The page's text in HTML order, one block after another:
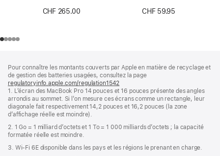
CHF 265.00
CHF 59.95
de
page
de
bas
de
page
Pour connaître les montants couverts par Apple en matière de recyclage et
de gestion des batteries usagées, consultez la page
regulatoryinfo.apple.com/regulation1542
dans
une
nouvelle
1. L’écran des MacBook Pro 14 pouces et 16 pouces présente des angles
arrondis au sommet. Si l’on mesure ces écrans comme un rectangle, leur
diagonale fait respectivement 14,2 pouces et 16,2 pouces (la zone
d’affichage réelle est moindre).
2. 1 Go = 1 milliard d’octets et 1 To = 1 000 milliards d’octets ; la capacité
formatée réelle est moindre.
3. Wi-Fi 6E disponible dans les pays et les régions le prenant en charge.